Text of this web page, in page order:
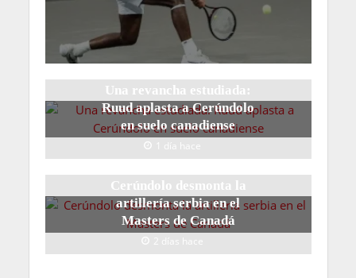
Una revancha estudiada:
Ruud aplasta a Cerúndolo
en suelo canadiense
1 día hace
Cerúndolo desmonta la
artillería serbia en el
Masters de Canadá
2 días hace